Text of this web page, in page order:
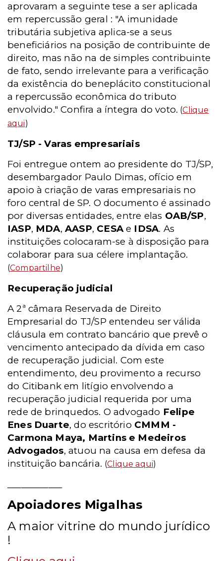
aprovaram a seguinte tese a ser aplicada
em repercussão geral : "A imunidade
tributária subjetiva aplica-se a seus
beneficiários na posição de contribuinte de
direito, mas não na de simples contribuinte
de fato, sendo irrelevante para a verificação
da existência do beneplácito constitucional
a repercussão econômica do tributo
envolvido." Confira a íntegra do voto. (Clique
aqui)
TJ/SP - Varas empresariais
Foi entregue ontem ao presidente do TJ/SP,
desembargador Paulo Dimas, ofício em
apoio à criação de varas empresariais no
foro central de SP. O documento é assinado
por diversas entidades, entre elas OAB/SP,
IASP, MDA,AASP, CESAe IDSA. As
instituições colocaram-se à disposição para
colaborar para sua célere implantação.
(Compartilhe)
Recuperação judicial
A 2ª câmara Reservada de Direito
Empresarial do TJ/SP entendeu ser válida
cláusula em contrato bancário que prevê o
vencimento antecipado da dívida em caso
de recuperação judicial. Com este
entendimento, deu provimento a recurso
do Citibank em litígio envolvendo a
recuperação judicial requerida por uma
rede de brinquedos. O advogado Felipe
Enes Duarte, do escritório CMMM -
Carmona Maya, Martins e Medeiros
Advogados, atuou na causa em defesa da
instituição bancária. (Clique aqui)
Apoiadores Migalhas
A maior vitrine do mundo jurídico
!